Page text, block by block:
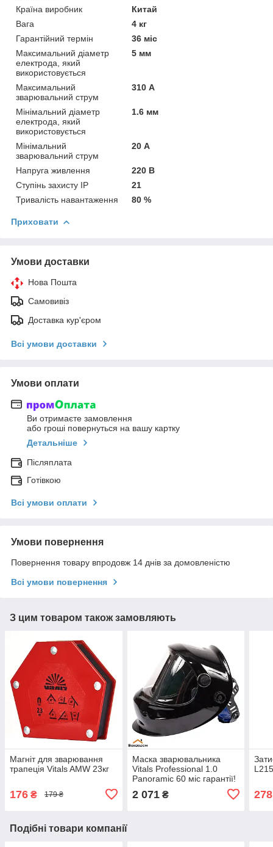
Країна виробник
Китай
Вага
4 кг
Гарантійний термін
36 міс
Максимальний діаметр
електрода, який
використовується
5 мм
Максимальний
зварювальний струм
310 А
Мінімальний діаметр
електрода, який
використовується
1.6 мм
Мінімальний
зварювальний струм
20 А
Напруга живлення
220 В
Ступінь захисту IP
21
Тривалість навантаження
80 %
Приховати
Умови доставки
Нова Пошта
Самовивіз
Доставка кур'єром
Всі умови доставки
Умови оплати
Ви отримаєте замовлення
або гроші повернуться на вашу картку
Детальніше
Післяплата
Готівкою
Всі умови оплати
Умови повернення
Повернення товару впродовж 14 днів за домовленістю
Всі умови повернення
З цим товаром також замовляють
Магніт для зварювання
трапеція Vitals AMW 23кг
176 ₴ 179 ₴
Маска зварювальника
Vitals Professional 1.0
Panoramic 60 міс гарантії!
2 071₴ 278
Подібні товари компанії